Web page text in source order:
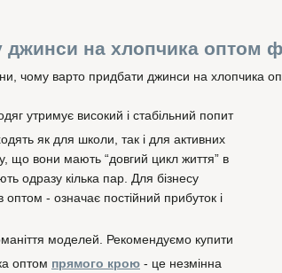
джинси на хлопчика оптом
чому варто придбати джинси на хлопчика
утримує високий і стабільний попит
як для школи, так і для активних
що вони мають “довгий цикл життя” в
одразу кілька пар. Для бізнесу
оптом - означає постійний прибуток і
моделей. Рекомендуємо купити
оптом прямого крою - це незмінна